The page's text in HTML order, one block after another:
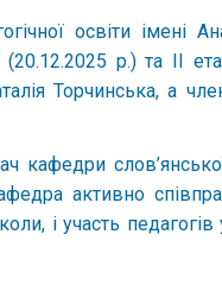
освіти імені
р.) та ІІ
Торчинська, а
активно
і участь